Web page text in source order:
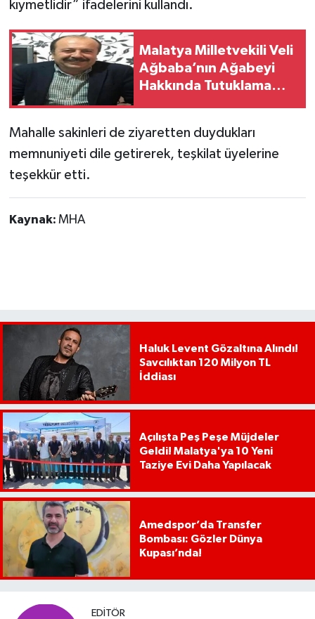
kıymetlidir” ifadelerini kullandı.
Malatya Milletvekili Veli
Ağbaba’nın Ağabeyi
Hakkında Tutuklama
Mahalle sakinleri de ziyaretten duydukları
memnuniyeti dile getirerek, teşkilat üyelerine
teşekkür etti.
Kaynak: MHA
Haluk Levent Gözaltına Alındı!
Savcılıktan 120 Milyon TL
İddiası
Açılışta Peş Peşe Müjdeler
Geldi! Malatya'ya 10 Yeni
Taziye Evi Daha Yapılacak
Amedspor’da Transfer
Bombası: Gözler Dünya
Kupası’nda!
EDITÖR